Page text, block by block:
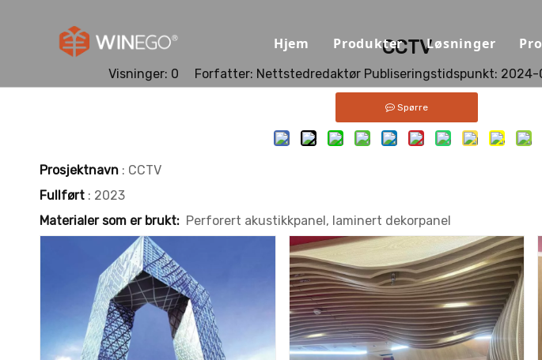
Hjem Produkter
Lydabsorberende materialer
Lydspredermateriale
Lydisolasjon og dempende
Løsninger
CCTV
Visninger: 0 Forfatter: Nettstedredaktør Publiseringstidspunkt: 2024-
Spørre
Prosjektnavn : CCTV
Fullført : 2023
Materialer som er brukt: Perforert akustikkpanel, laminert dekorpanel